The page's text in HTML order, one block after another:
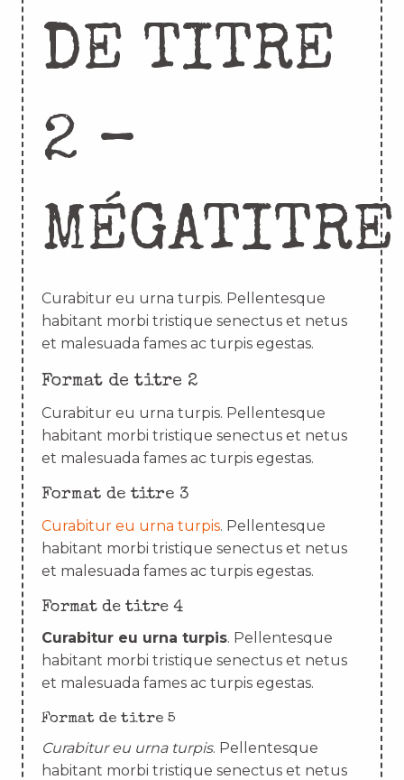
DE TITRE
2 –
MÉGATITRE
Curabitur eu urna turpis. Pellentesque
habitant morbi tristique senectus et netus
et malesuada fames ac turpis egestas.
Format de titre 2
Curabitur eu urna turpis. Pellentesque
habitant morbi tristique senectus et netus
et malesuada fames ac turpis egestas.
Format de titre 3
Curabitur eu urna turpis. Pellentesque
habitant morbi tristique senectus et netus
et malesuada fames ac turpis egestas.
Format de titre 4
Curabitur eu urna turpis. Pellentesque
habitant morbi tristique senectus et netus
et malesuada fames ac turpis egestas.
Format de titre 5
Curabitur eu urna turpis. Pellentesque
habitant morbi tristique senectus et netus